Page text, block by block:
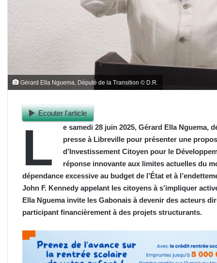
Gérard Ella Nguema, Député de la Transition © D.R.
Ecouter l'article
L
e samedi 28 juin 2025, Gérard Ella Nguema,
presse à Libreville pour présenter une
d’Investissement Citoyen pour le
réponse innovante aux limites actuelles du
dépendance excessive au budget de l’État et à
John F. Kennedy appelant les citoyens à s’impliquer
Ella Nguema invite les Gabonais à devenir des acteurs
participant financièrement à des projets structurants.